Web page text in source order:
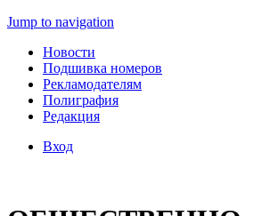
Jump to navigation
Новости
Подшивка номеров
Рекламодателям
Полиграфия
Редакция
Вход